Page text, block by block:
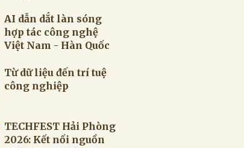
AI dẫn dắt làn sóng
hợp tác công nghệ
Việt Nam - Hàn Quốc
Từ dữ liệu đến trí tuệ
công nghiệp
TECHFEST Hải Phòng
2026: Kết nối nguồn